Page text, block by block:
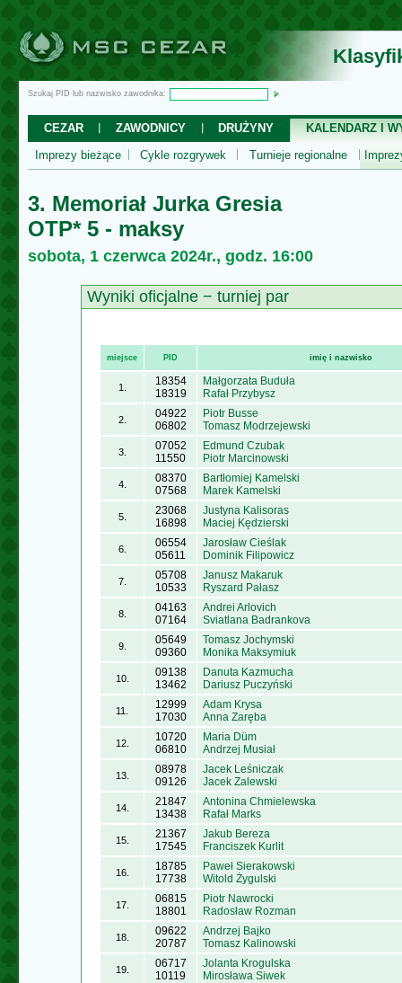
Szukaj PID lub nazwisko zawodnika:
CEZAR ZAWODNICY DRUŻYNY
KALENDARZ I
Imprezy bieżące
Cykle rozgrywek Turnieje regionalne
3. Memoriał Jurka Gresia
OTP* 5 - maksy
sobota, 1 czerwca 2024r., godz. 16:00
Wyniki oficjalne − turniej par
miejsce PID imię i nazwisko
1.
18354
18319
Małgorzata Buduła
Rafał Przybysz
2.
04922
06802
Piotr Busse
Tomasz Modrzejewski
3.
07052
11550
Edmund Czubak
Piotr Marcinowski
4.
08370
07568
Bartłomiej Kamelski
Marek Kamelski
5.
23068
16898
Justyna Kalisoras
Maciej Kędzierski
6.
06554
05611
Jarosław Cieślak
Dominik Filipowicz
7.
05708
10533
Janusz Makaruk
Ryszard Pałasz
8.
04163
07164
Andrei Arlovich
Sviatlana Badrankova
9.
05649
09360
Tomasz Jochymski
Monika Maksymiuk
10.
09138
13462
Danuta Kazmucha
Dariusz Puczyński
11.
12999
17030
Adam Krysa
Anna Zaręba
12.
10720
06810
Maria Düm
Andrzej Musiał
13.
08978
09126
Jacek Leśniczak
Jacek Zalewski
14.
21847
13438
Antonina Chmielewska
Rafał Marks
15.
21367
17545
Jakub Bereza
Franciszek Kurlit
16.
18785
17738
Paweł Sierakowski
Witold Żygulski
17.
06815
18801
Piotr Nawrocki
Radosław Rozman
18.
09622
20787
Andrzej Bajko
Tomasz Kalinowski
19.
06717
10119
Jolanta Krogulska
Mirosława Siwek